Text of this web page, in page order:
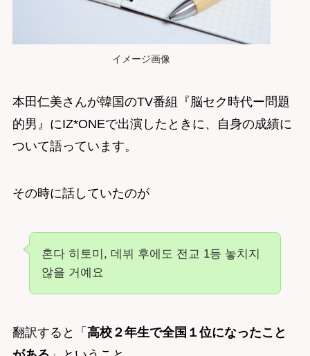
イメージ画像
本田仁美さんが韓国のTV番組『脳セク時代ー問題
的男』にIZ*ONEで出演したときに、自身の成績に
ついて語っています。
その時に話していたのが
혼다 히토미, 데뷔 후에도 전교 1등 놓치지
않을 거예요
翻訳すると「 高校２年生で全国１位になったこと